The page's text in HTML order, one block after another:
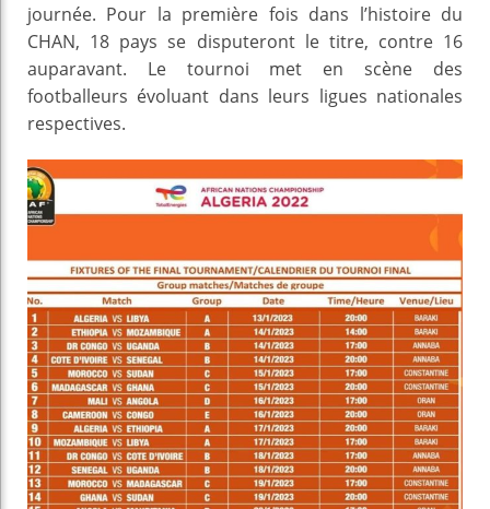
journée. Pour la première fois dans l’histoire du
CHAN, 18 pays se disputeront le titre, contre 16
auparavant. Le tournoi met en scène des
footballeurs évoluant dans leurs ligues nationales
respectives.